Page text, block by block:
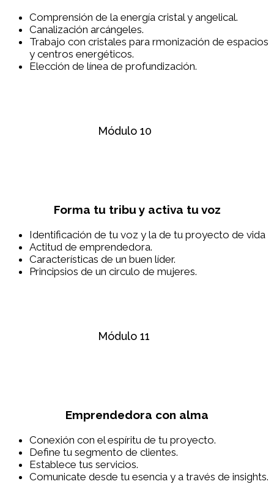
Comprensión de la energía cristal y angelical.
Canalización arcángeles.
Trabajo con cristales para rmonización de espacios
y centros energéticos.
Elección de línea de profundización.
Módulo 10
Forma tu tribu y activa tu voz
Identificación de tu voz y la de tu proyecto de vida
Actitud de emprendedora.
Características de un buen líder.
Principsios de un circulo de mujeres.
Módulo 11
Emprendedora con alma
Conexión con el espíritu de tu proyecto.
Define tu segmento de clientes.
Establece tus servicios.
Comunicate desde tu esencia y a través de insights.